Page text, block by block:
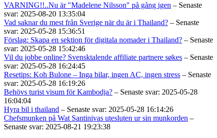
VARNING!!..Nu är "Madelene Nilsson" på gång igen – Senaste
svar: 2025-08-20 13:35:04
Vad saknar du mest från Sverige när du är i Thailand? – Senaste
svar: 2025-05-28 15:36:51
Förslag: Skapa en sektion för digitala nomader i Thailand? – Senaste
svar: 2025-05-28 15:42:46
Vil du jobbe online? Svensktalende affiliate partnere søkes – Senaste
svar: 2025-05-28 16:24:45
Resetips: Koh Bulone – Inga bilar, ingen AC, ingen stress – Senaste
svar: 2025-05-28 16:19:26
Behövs turist visum för Kambodja? – Senaste svar: 2025-05-28
16:04:04
Hyra bil i thailand – Senaste svar: 2025-05-28 16:14:26
Chefsmunken på Wat Santinivas utesluten ur sin munkorden –
Senaste svar: 2025-08-21 19:23:38